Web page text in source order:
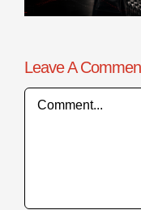
Leave A
Comment